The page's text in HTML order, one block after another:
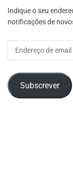
Indique o seu
notificações de
Subscrever